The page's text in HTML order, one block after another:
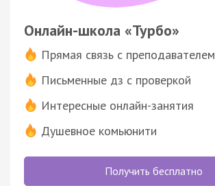
Онлайн-школа «Турбо»
Прямая связь с преподавателем
Письменные дз с проверкой
Интересные онлайн-занятия
Душевное комьюнити
Получить бесплатно